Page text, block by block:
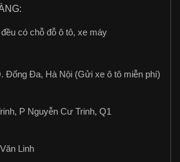
có chỗ đỗ ô tô, xe máy
Đống Đa, Hà Nội (Gửi xe ô tô miễn phí)
P Nguyễn Cư Trinh, Q1
Linh